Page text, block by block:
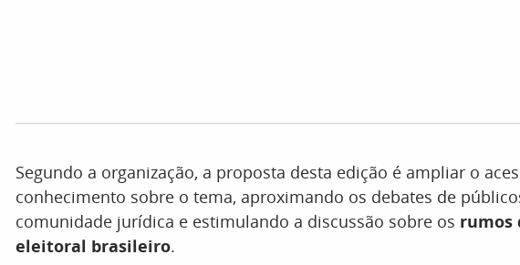
Segundo a organização, a proposta desta edição é ampliar o
conhecimento sobre o tema, aproximando os debates de
comunidade jurídica e estimulando a discussão sobre os rumos
eleitoral brasileiro.